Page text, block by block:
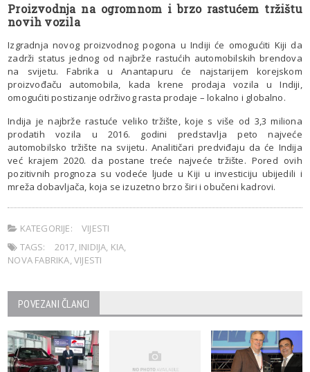
Proizvodnja na ogromnom i brzo rastućem tržištu
novih vozila
Izgradnja novog proizvodnog pogona u Indiji će omogućiti Kiji da
zadrži status jednog od najbrže rastućih automobilskih brendova
na svijetu. Fabrika u Anantapuru će najstarijem korejskom
proizvođaču automobila, kada krene prodaja vozila u Indiji,
omogućiti postizanje održivog rasta prodaje – lokalno i globalno.
Indija je najbrže rastuće veliko tržište, koje s više od 3,3 miliona
prodatih vozila u 2016. godini predstavlja peto najveće
automobilsko tržište na svijetu. Analitičari predviđaju da će Indija
već krajem 2020. da postane treće najveće tržište. Pored ovih
pozitivnih prognoza su vodeće ljude u Kiji u investiciju ubijedili i
mreža dobavljača, koja se izuzetno brzo širi i obučeni kadrovi.
KATEGORIJE:
VIJESTI
TAGS:
2017 INIDIJA KIA
NOVA FABRIKA VIJESTI
POVEZANI ČLANCI